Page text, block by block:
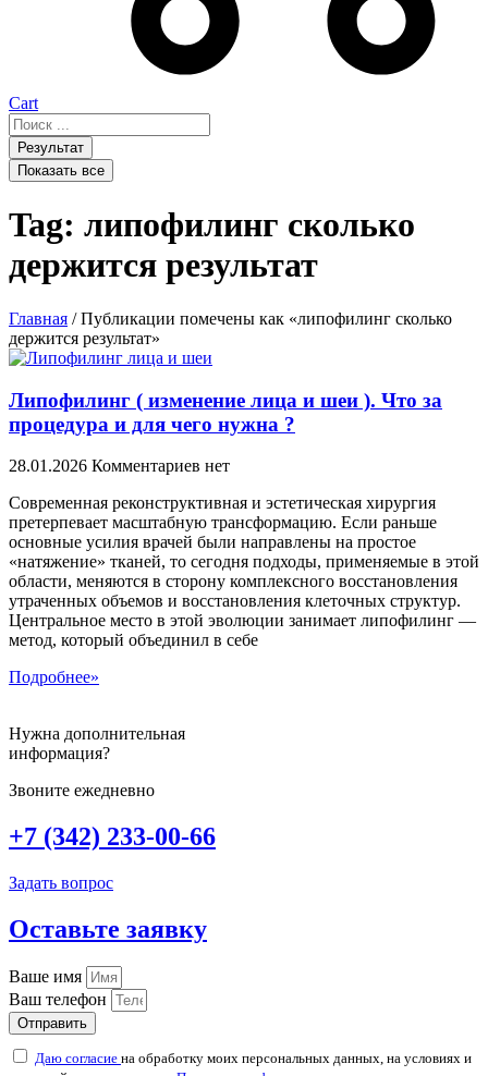
Cart
Search
...Результат
Показать все
Tag: липофилинг сколько
держится результат
Главная / Публикации помечены как «липофилинг сколько
держится результат»
Липофилинг ( изменение лица и шеи ). Что за
процедура и для чего нужна ?
28.01.2026 Комментариев нет
Современная реконструктивная и эстетическая хирургия
претерпевает масштабную трансформацию. Если раньше
основные усилия врачей были направлены на простое
«натяжение» тканей, то сегодня подходы, применяемые в этой
области, меняются в сторону комплексного восстановления
утраченных объемов и восстановления клеточных структур.
Центральное место в этой эволюции занимает липофилинг —
метод, который объединил в себе
Подробнее»
Нужна дополнительная
информация?
Звоните ежедневно
+7 (342) 233-00-66
Задать вопрос
Оставьте заявку
Ваше имя
Ваш телефон
Даю согласие на обработку моих персональных данных, на условиях и
Отправить